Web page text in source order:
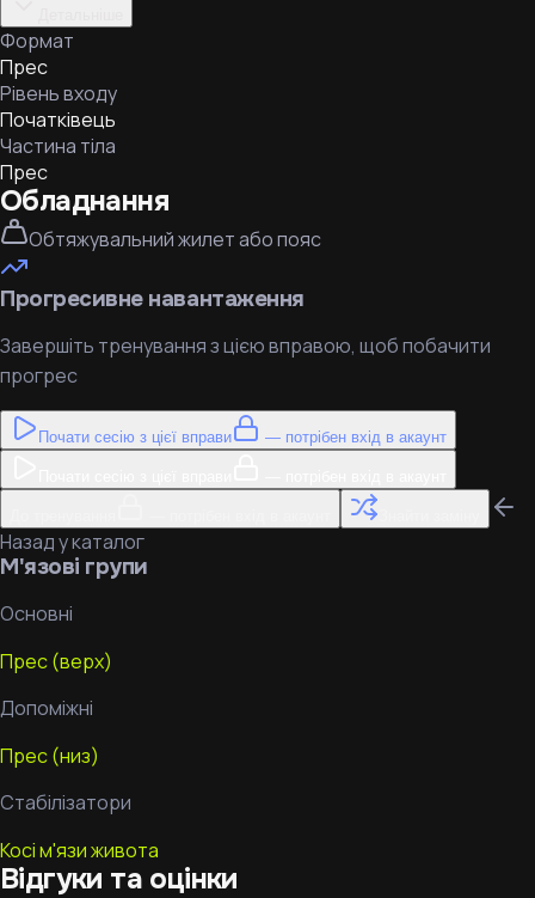
Формат
Прес
Рівень входу
Початківець
Частина тіла
Прес
Обладнання
Обтяжувальний жилет або пояс
Прогресивне навантаження
Завершіть тренування з цією вправою, щоб побачити
прогрес
Почати сесію з цієї вправи — потрібен вхід в акаунт
Назад у каталог
М'язові групи
Основні
Прес (верх)
Допоміжні
Прес (низ)
Стабілізатори
Косі м'язи живота
Відгуки та оцінки